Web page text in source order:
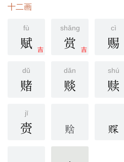
十二画
fù
吉
赋
shǎng
吉
赏
cì
赐
dǔ
赌
dǎn
赕
shú
赎
jī
赍